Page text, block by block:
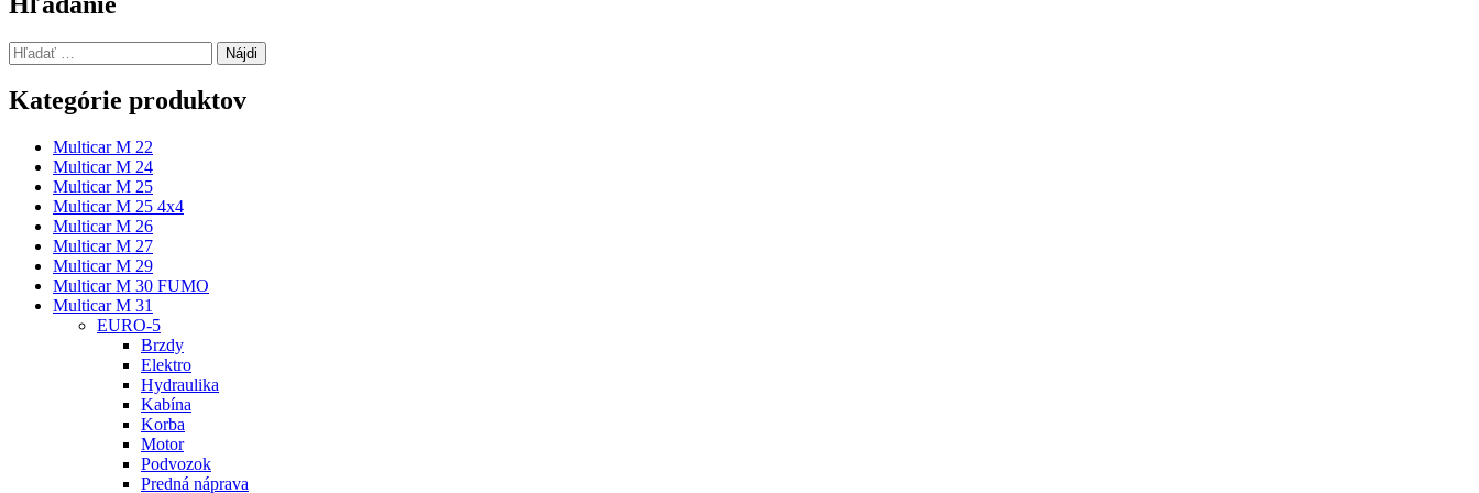
Hľadať:
Kategórie produktov
Multicar M 22
Multicar M 24
Multicar M 25
Multicar M 25 4x4
Multicar M 26
Multicar M 27
Multicar M 29
Multicar M 30 FUMO
Multicar M 31
EURO-5
Brzdy
Elektro
Hydraulika
Kabína
Korba
Motor
Podvozok
Predná náprava